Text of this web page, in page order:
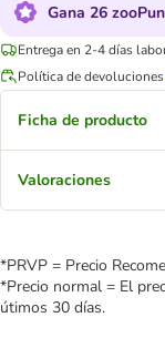
Gana 26
Entrega en 2-4 días
Política de devoluciones
Ficha de producto
Valoraciones
*PRVP = Precio
*Precio normal = El
útimos 30 días.